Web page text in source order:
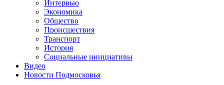
Интервью
Экономика
Общество
Происшествия
Транспорт
История
Социальные инициативы
Видео
Новости Подмосковья